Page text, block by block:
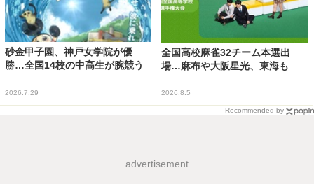
砂金甲子園、神戸女学院が優
勝…全国14校の中高生が腕競う
2026.7.29
全国高校麻雀32チーム本選出
場…麻布や大阪星光、東海も
2026.8.5
Recommended by
advertisement